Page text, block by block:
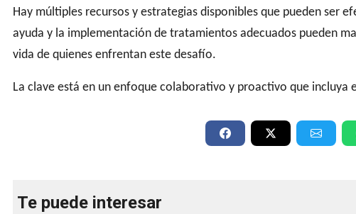
Hay múltiples recursos y estrategias disponibles que pueden ser
ayuda y la implementación de tratamientos adecuados pueden
vida de quienes enfrentan este desafío.
La clave está en un enfoque colaborativo y proactivo que incluya
Te puede interesar